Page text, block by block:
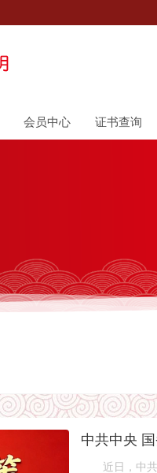
会员中心 证书查询
近日，中共